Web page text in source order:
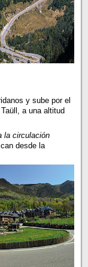
y sube por el
a una altitud
la circulación
desde la